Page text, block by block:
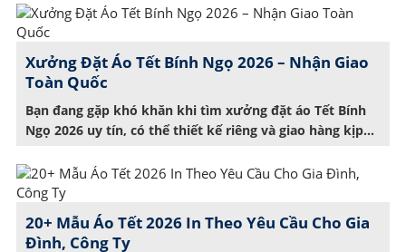
năm. Bạn đang phân vân làm sao để tìm được mẫu áo
hợp tuổi, hợp xu hướng, lại tiết […]
Xưởng Đặt Áo Tết Bính Ngọ 2026 – Nhận Giao
Toàn Quốc
Bạn đang gặp khó khăn khi tìm xưởng đặt áo Tết Bính
Ngọ 2026 uy tín, có thể thiết kế riêng và giao hàng kịp
áo không đúng mẫu hoặc kém chất lượng khi đặt vào
dịp cận Tết. Giải pháp của bạn chính […]
20+ Mẫu Áo Tết 2026 In Theo Yêu Cầu Cho Gia
Đình, Công Ty